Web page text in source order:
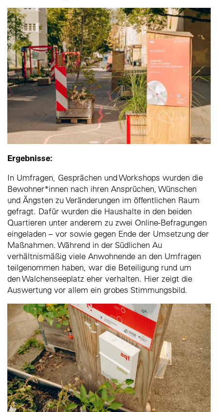
Ergebnisse:
In Umfragen, Gesprächen und Workshops wurden die
Bewohner*innen nach ihren Ansprüchen, Wünschen
und Ängsten zu Veränderungen im öffentlichen Raum
gefragt. Dafür wurden die Haushalte in den beiden
Quartieren unter anderem zu zwei Online-Befragungen
eingeladen – vor sowie gegen Ende der Umsetzung der
Maßnahmen. Während in der Südlichen Au
verhältnismäßig viele Anwohnende an den Umfragen
teilgenommen haben, war die Beteiligung rund um
den Walchenseeplatz eher verhalten. Hier zeigt die
Auswertung vor allem ein grobes Stimmungsbild.